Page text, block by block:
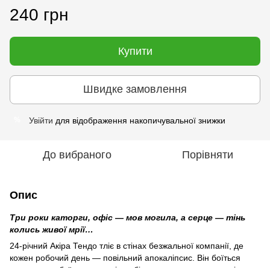
240 грн
Купити
Швидке замовлення
Увійти для відображення накопичувальної знижки
До вибраного Порівняти
Опис
Три роки каторги, офіс — мов могила, а серце — тінь
колись живої мрії…
24-річний Акіра Тендо тліє в стінах безжальної компанії, де
кожен робочий день — повільний апокаліпсис. Він боїться